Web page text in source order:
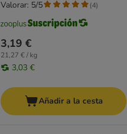
3,19 €
21,27 € / kg
3,03 €
Valorar: 5/5 (4)
Añadir a la cesta